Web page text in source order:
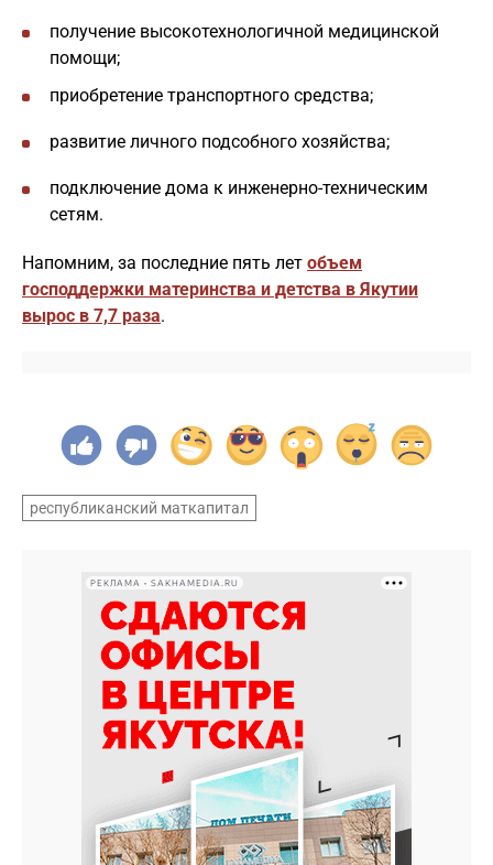
получение высокотехнологичной медицинской
помощи;
приобретение транспортного средства;
развитие личного подсобного хозяйства;
подключение дома к инженерно-техническим
сетям.
Напомним, за последние пять лет объем
господдержки материнства и детства в Якутии
вырос в 7,7 раза.
республиканский маткапитал
РЕКЛАМА • SAKHAMEDIA.RU